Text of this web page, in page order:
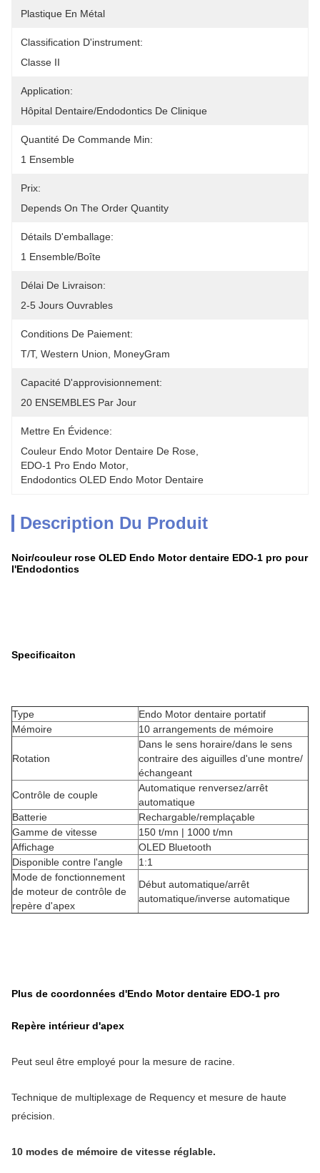
Plastique En Métal
Classification D'instrument:
Classe II
Application:
Hôpital Dentaire/Endodontics De Clinique
Quantité De Commande Min:
1 Ensemble
Prix:
Depends On The Order Quantity
Détails D'emballage:
1 Ensemble/boîte
Délai De Livraison:
2-5 Jours Ouvrables
Conditions De Paiement:
T/T, Western Union, MoneyGram
Capacité D'approvisionnement:
20 ENSEMBLES Par Jour
Mettre En Évidence:
Couleur Endo Motor Dentaire De Rose
EDO-1 Pro Endo Motor
Endodontics OLED Endo Motor Dentaire
Description Du Produit
Noir/couleur rose OLED Endo Motor dentaire EDO-1 pro pour
l'Endodontics
Specificaiton
Type
Endo Motor dentaire portatif
Mémoire
10 arrangements de mémoire
Rotation
Dans le sens horaire/dans le sens
contraire des aiguilles d'une montre/
échangeant
Contrôle de couple
Automatique renversez/arrêt
automatique
Batterie
Rechargable/remplaçable
Gamme de vitesse
150 t/mn | 1000 t/mn
Affichage
OLED Bluetooth
Disponible contre l'angle
1:1
Mode de fonctionnement
de moteur de contrôle de
repère d'apex
Début automatique/arrêt
automatique/inverse automatique
Plus de coordonnées d'Endo Motor dentaire EDO-1 pro
Repère intérieur d'apex
Peut seul être employé pour la mesure de racine.
Technique de multiplexage de Requency et mesure de haute
précision.
10 modes de mémoire de vitesse réglable.